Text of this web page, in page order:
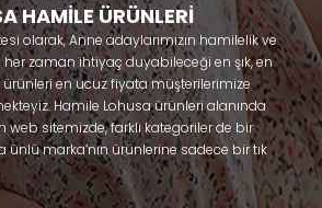
HAMİLE ÜRÜNLERİ
olarak, Anne adaylarımızın hamilelik ve
zaman ihtiyaç duyabileceği en şık, en
en ucuz fiyata müşterilerimize
Hamile Lohusa ürünleri alanında
web sitemizde, farklı kategoriler de bir
ünlü marka’nın ürünlerine sadece bir tık
Hem hamilelik öncesi hem doğum sonrası
ile gebelik döneminizi huzur içinde